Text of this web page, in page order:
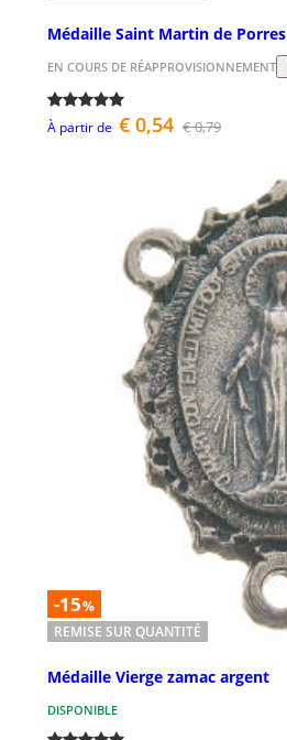
Médaille Saint Martin de Porres
EN COURS DE RÉAPPROVISIONNEMENT
À partir de € 0,54 € 0,79
-15%
REMISE SUR QUANTITÉ
Médaille Vierge zamac argent
DISPONIBLE